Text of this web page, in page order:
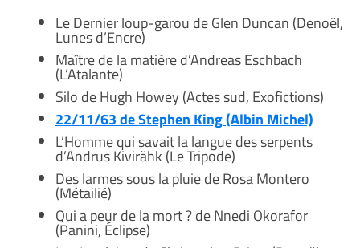
Le Dernier loup-garou de Glen Duncan (Denoël,
Lunes d’Encre)
Maître de la matière d’Andreas Eschbach
(L’Atalante)
Silo de Hugh Howey (Actes sud, Exofictions)
22/11/63 de Stephen King (Albin Michel)
L’Homme qui savait la langue des serpents
d’Andrus Kivirähk (Le Tripode)
Des larmes sous la pluie de Rosa Montero
(Métailié)
Qui a peur de la mort ? de Nnedi Okorafor
(Panini, Éclipse)